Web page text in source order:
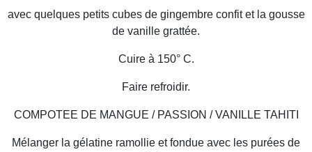
avec quelques petits cubes de gingembre confit et la gousse
de vanille grattée.
Cuire à 150° C.
Faire refroidir.
COMPOTEE DE MANGUE / PASSION / VANILLE TAHITI
Mélanger la gélatine ramollie et fondue avec les purées de